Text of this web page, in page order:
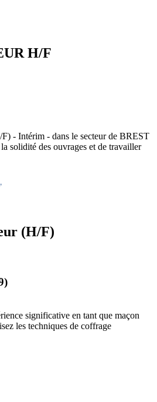
H/F
- Intérim - dans le secteur de BREST
solidité des ouvrages et de travailler
(H/F)
significative en tant que maçon
les techniques de coffrage